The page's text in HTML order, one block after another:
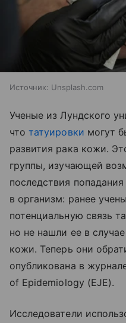
Источник: Unsplash.com
Ученые из Лундского
чтотатуировки могут
развития рака кожи.
группы, изучающей
последствия
в организм: ранее
потенциальную связь
но не нашли ее в
кожи. Теперь они
опубликована в
of Epidemiology (EJE).
Исследователи